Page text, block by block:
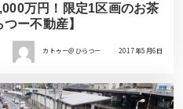
万円！限定1区画のお茶
ー不動産】
カトゥー＠ひらつー 2017年5月6日